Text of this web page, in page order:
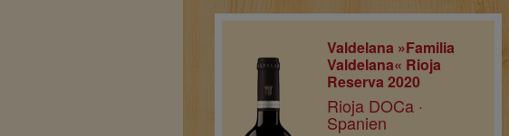
Valdelana »Familia
Valdelana« Rioja
Reserva 2020
Rioja DOCa ·
Spanien